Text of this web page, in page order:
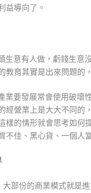
益導向了。
意有人做，虧錢生意
教育其實是出來問題的
要發展常會使用破壞
經營業上是大大不同的
樣的情形就會思考如
不佳、黑心貨、一個人
部份的商業模式就是